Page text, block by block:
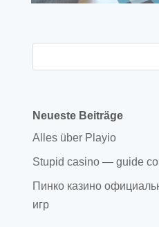
Neueste Beiträge
Alles über Playio
Stupid casino — guide
Пинко казино
игр